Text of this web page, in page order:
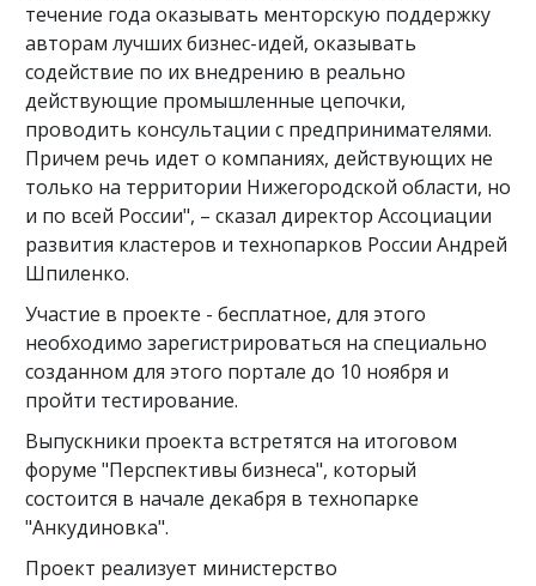
течение года оказывать менторскую поддержку
авторам лучших бизнес-идей, оказывать
содействие по их внедрению в реально
действующие промышленные цепочки,
проводить консультации с предпринимателями.
Причем речь идет о компаниях, действующих не
только на территории Нижегородской области, но
и по всей России", – сказал директор Ассоциации
развития кластеров и технопарков России Андрей
Шпиленко.
Участие в проекте - бесплатное, для этого
необходимо зарегистрироваться на специально
созданном для этого портале до 10 ноября и
пройти тестирование.
Выпускники проекта встретятся на итоговом
форуме "Перспективы бизнеса", который
состоится в начале декабря в технопарке
"Анкудиновка".
Проект реализует министерство